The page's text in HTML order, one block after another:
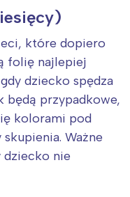
które dopiero
folię najlepiej
dziecko spędza
będą przypadkowe,
kolorami pod
Ważne
dziecko nie
z